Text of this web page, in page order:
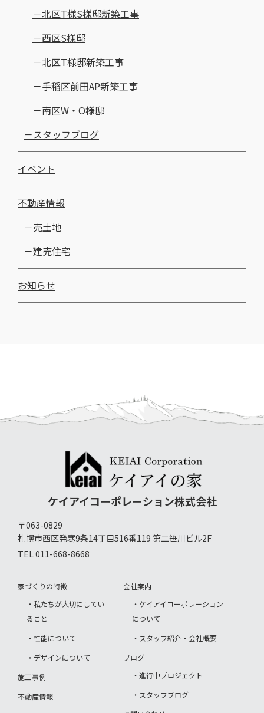
北区T様S様邸新築工事
西区S様邸
北区T様邸新築工事
手稲区前田AP新築工事
南区W・O様邸
スタッフブログ
イベント
不動産情報
売土地
建売住宅
お知らせ
ケイアイコーポレーション株式会社
〒063-0829
札幌市西区発寒9条14丁目516番119 第二笹川ビル2F
TEL 011-668-8668
家づくりの特徴
・私たちが大切にしてい
ること
・性能について
・デザインについて
施工事例
不動産情報
会社案内
・ケイアイコーポレーション
について
・スタッフ紹介・会社概要
ブログ
・進行中プロジェクト
・スタッフブログ